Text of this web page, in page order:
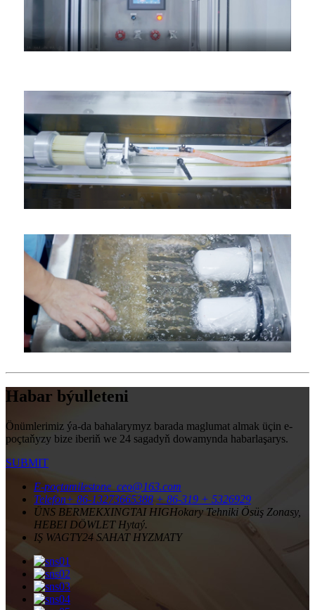
Habar býulleteni
Önümlerimiz ýa-da bahalarymyz barada maglumat almak üçin e-
poçtaňyzy bize iberiň we 24 sagadyň dowamynda habarlaşarys.
SUBMIT
E-poçtamilestone_ceo@163.com
Telefon+ 86-13273665388 + 86-319 + 5326929
ÜNS BERMEKXINGTAI HIGHokary Tehniki Ösüş Zonasy,
HEBEI DÖWLET Hytaý.
IŞ WAGTY24 SAHAT HYZMATY